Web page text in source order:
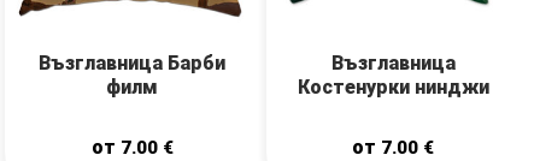
Възглавница Барби
филм
от 7.00 €
Възглавница
Костенурки нинджи
от 7.00 €